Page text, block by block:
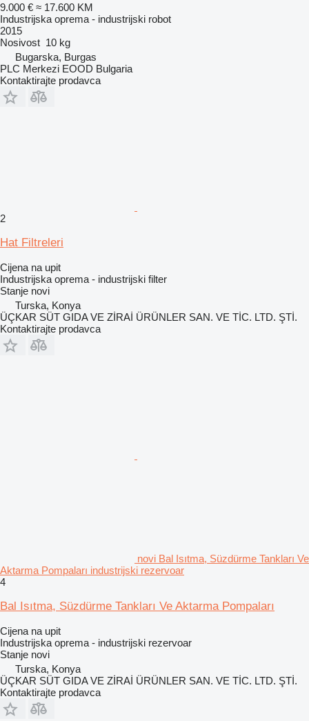
9.000 € ≈ 17.600 KM
Industrijska oprema - industrijski robot
2015
Nosivost 10 kg
Bugarska, Burgas
PLC Merkezi EOOD Bulgaria
Kontaktirajte prodavca
2
Hat Filtreleri
Cijena na upit
Industrijska oprema - industrijski filter
Stanje novi
Turska, Konya
ÜÇKAR SÜT GIDA VE ZİRAİ ÜRÜNLER SAN. VE TİC. LTD. ŞTİ.
Kontaktirajte prodavca
novi Bal Isıtma, Süzdürme Tankları Ve
Aktarma Pompaları industrijski rezervoar
4
Bal Isıtma, Süzdürme Tankları Ve Aktarma Pompaları
Cijena na upit
Industrijska oprema - industrijski rezervoar
Stanje novi
Turska, Konya
ÜÇKAR SÜT GIDA VE ZİRAİ ÜRÜNLER SAN. VE TİC. LTD. ŞTİ.
Kontaktirajte prodavca